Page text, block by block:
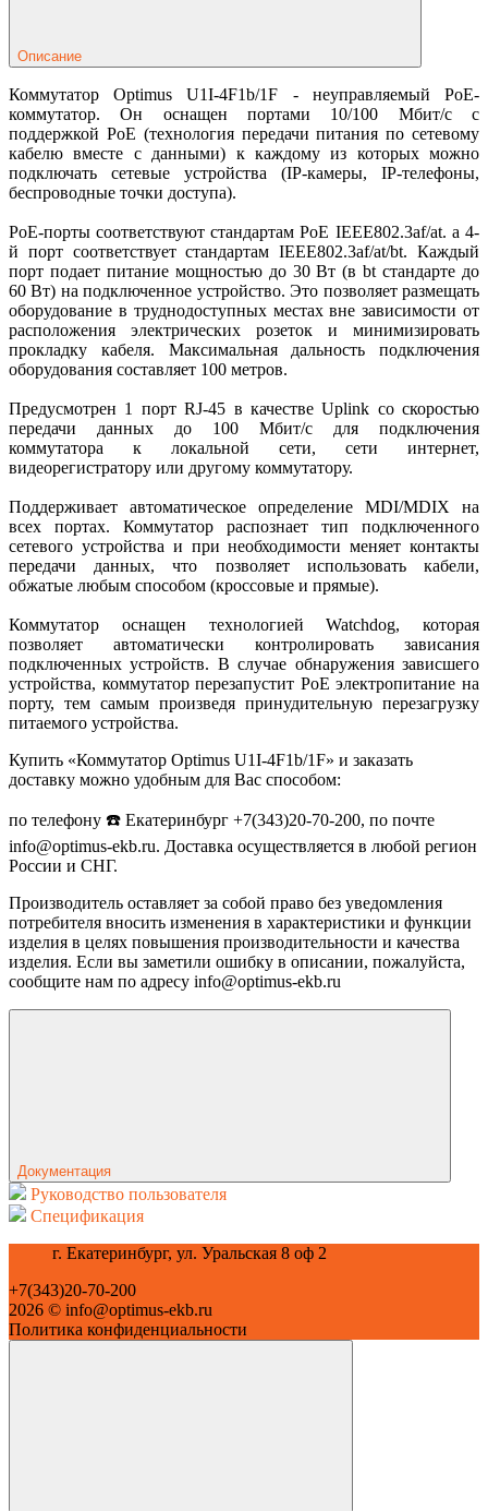
Описание
Коммутатор Optimus U1I-4F1b/1F - неуправляемый PoE-
коммутатор. Он оснащен портами 10/100 Мбит/с с
поддержкой PoE (технология передачи питания по сетевому
кабелю вместе с данными) к каждому из которых можно
подключать сетевые устройства (IP-камеры, IP-телефоны,
беспроводные точки доступа).
PoE-порты соответствуют стандартам PoE IEEE802.3af/at. а 4-
й порт соответствует стандартам IEEE802.3af/at/bt. Каждый
порт подает питание мощностью до 30 Вт (в bt стандарте до
60 Вт) на подключенное устройство. Это позволяет размещать
оборудование в труднодоступных местах вне зависимости от
расположения электрических розеток и минимизировать
прокладку кабеля. Максимальная дальность подключения
оборудования составляет 100 метров.
Предусмотрен 1 порт RJ-45 в качестве Uplink со скоростью
передачи данных до 100 Мбит/с для подключения
коммутатора к локальной сети, сети интернет,
видеорегистратору или другому коммутатору.
Поддерживает автоматическое определение MDI/MDIX на
всех портах. Коммутатор распознает тип подключенного
сетевого устройства и при необходимости меняет контакты
передачи данных, что позволяет использовать кабели,
обжатые любым способом (кроссовые и прямые).
Коммутатор оснащен технологией Watchdog, которая
позволяет автоматически контролировать зависания
подключенных устройств. В случае обнаружения зависшего
устройства, коммутатор перезапустит PoE электропитание на
порту, тем самым произведя принудительную перезагрузку
питаемого устройства.
Купить «Коммутатор Optimus U1I-4F1b/1F» и заказать
доставку можно удобным для Вас способом:
по телефону ☎️ Екатеринбург +7(343)20-70-200, по почте
info@optimus-ekb.ru. Доставка осуществляется в любой регион
России и СНГ.
Производитель оставляет за собой право без уведомления
потребителя вносить изменения в характеристики и функции
изделия в целях повышения производительности и качества
изделия. Если вы заметили ошибку в описании, пожалуйста,
сообщите нам по адресу info@optimus-ekb.ru
Документация
Руководство пользователя
Спецификация
г. Екатеринбург, ул. Уральская 8 оф 2
+7(343)20-70-200
2026 © info@optimus-ekb.ru
Политика конфиденциальности